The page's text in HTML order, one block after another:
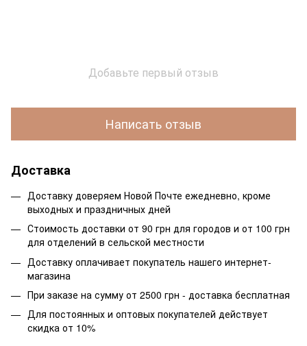
Добавьте первый отзыв
Написать отзыв
Доставка
Доставку доверяем Новой Почте ежедневно, кроме
выходных и праздничных дней
Стоимость доставки от 90 грн для городов и от 100 грн
для отделений в сельской местности
Доставку оплачивает покупатель нашего интернет-
магазина
При заказе на сумму от 2500 грн - доставка бесплатная
Для постоянных и оптовых покупателей действует
скидка от 10%